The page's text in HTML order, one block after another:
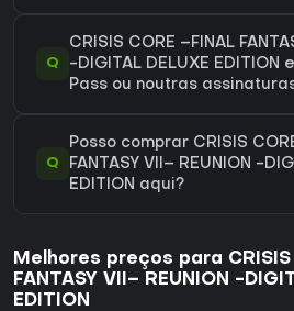
Q
CRISIS CORE –FINAL
-DIGITAL DELUXE EDITION
Pass ou noutras
Q
Posso comprar CRISIS
FANTASY VII– REUNION -
EDITION aqui?
Melhores preços para CRISIS
FANTASY VII– REUNION -
EDITION